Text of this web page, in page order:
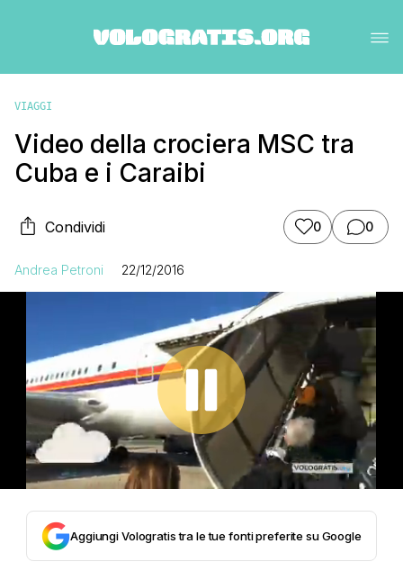
VIAGGI
Video della crociera MSC tra
Cuba e i Caraibi
Condividi 0 0
Andrea Petroni 22/12/2016
Aggiungi Vologratis tra le tue fonti preferite su Google